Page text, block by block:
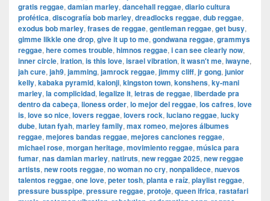
gratis reggae, damian marley, dancehall reggae, diario cultura
profética, discografía bob marley, dreadlocks reggae, dub reggae,
exodus bob marley, frases de reggae, gentleman reggae, get busy,
gimme likkle one drop, give it up to me, gondwana reggae, grammys
reggae, here comes trouble, himnos reggae, i can see clearly now,
inner circle, iration, is this love, israel vibration, it wasn't me, iwayne,
jah cure, jah9, jamming, jamrock reggae, jimmy cliff, jr gong, junior
kelly, kabaka pyramid, kalonji, kingston town, konshens, ky-mani
marley, la complicidad, legalize it, letras de reggae, liberdade pra
dentro da cabeça, lioness order, lo mejor del reggae, los cafres, love
is, love so nice, lovers reggae, lovers rock, luciano reggae, lucky
dube, lutan fyah, marley family, max romeo, mejores álbumes
reggae, mejores bandas reggae, mejores canciones reggae,
michael rose, morgan heritage, movimiento reggae, música para
fumar, nas damian marley, natiruts, new reggae 2025, new reggae
artists, new roots reggae, no woman no cry, nonpalidece, nuevos
talentos reggae, one love, peter tosh, planta e raíz, playlist reggae,
pressure busspipe, pressure reggae, protoje, queen ifrica, rastafari